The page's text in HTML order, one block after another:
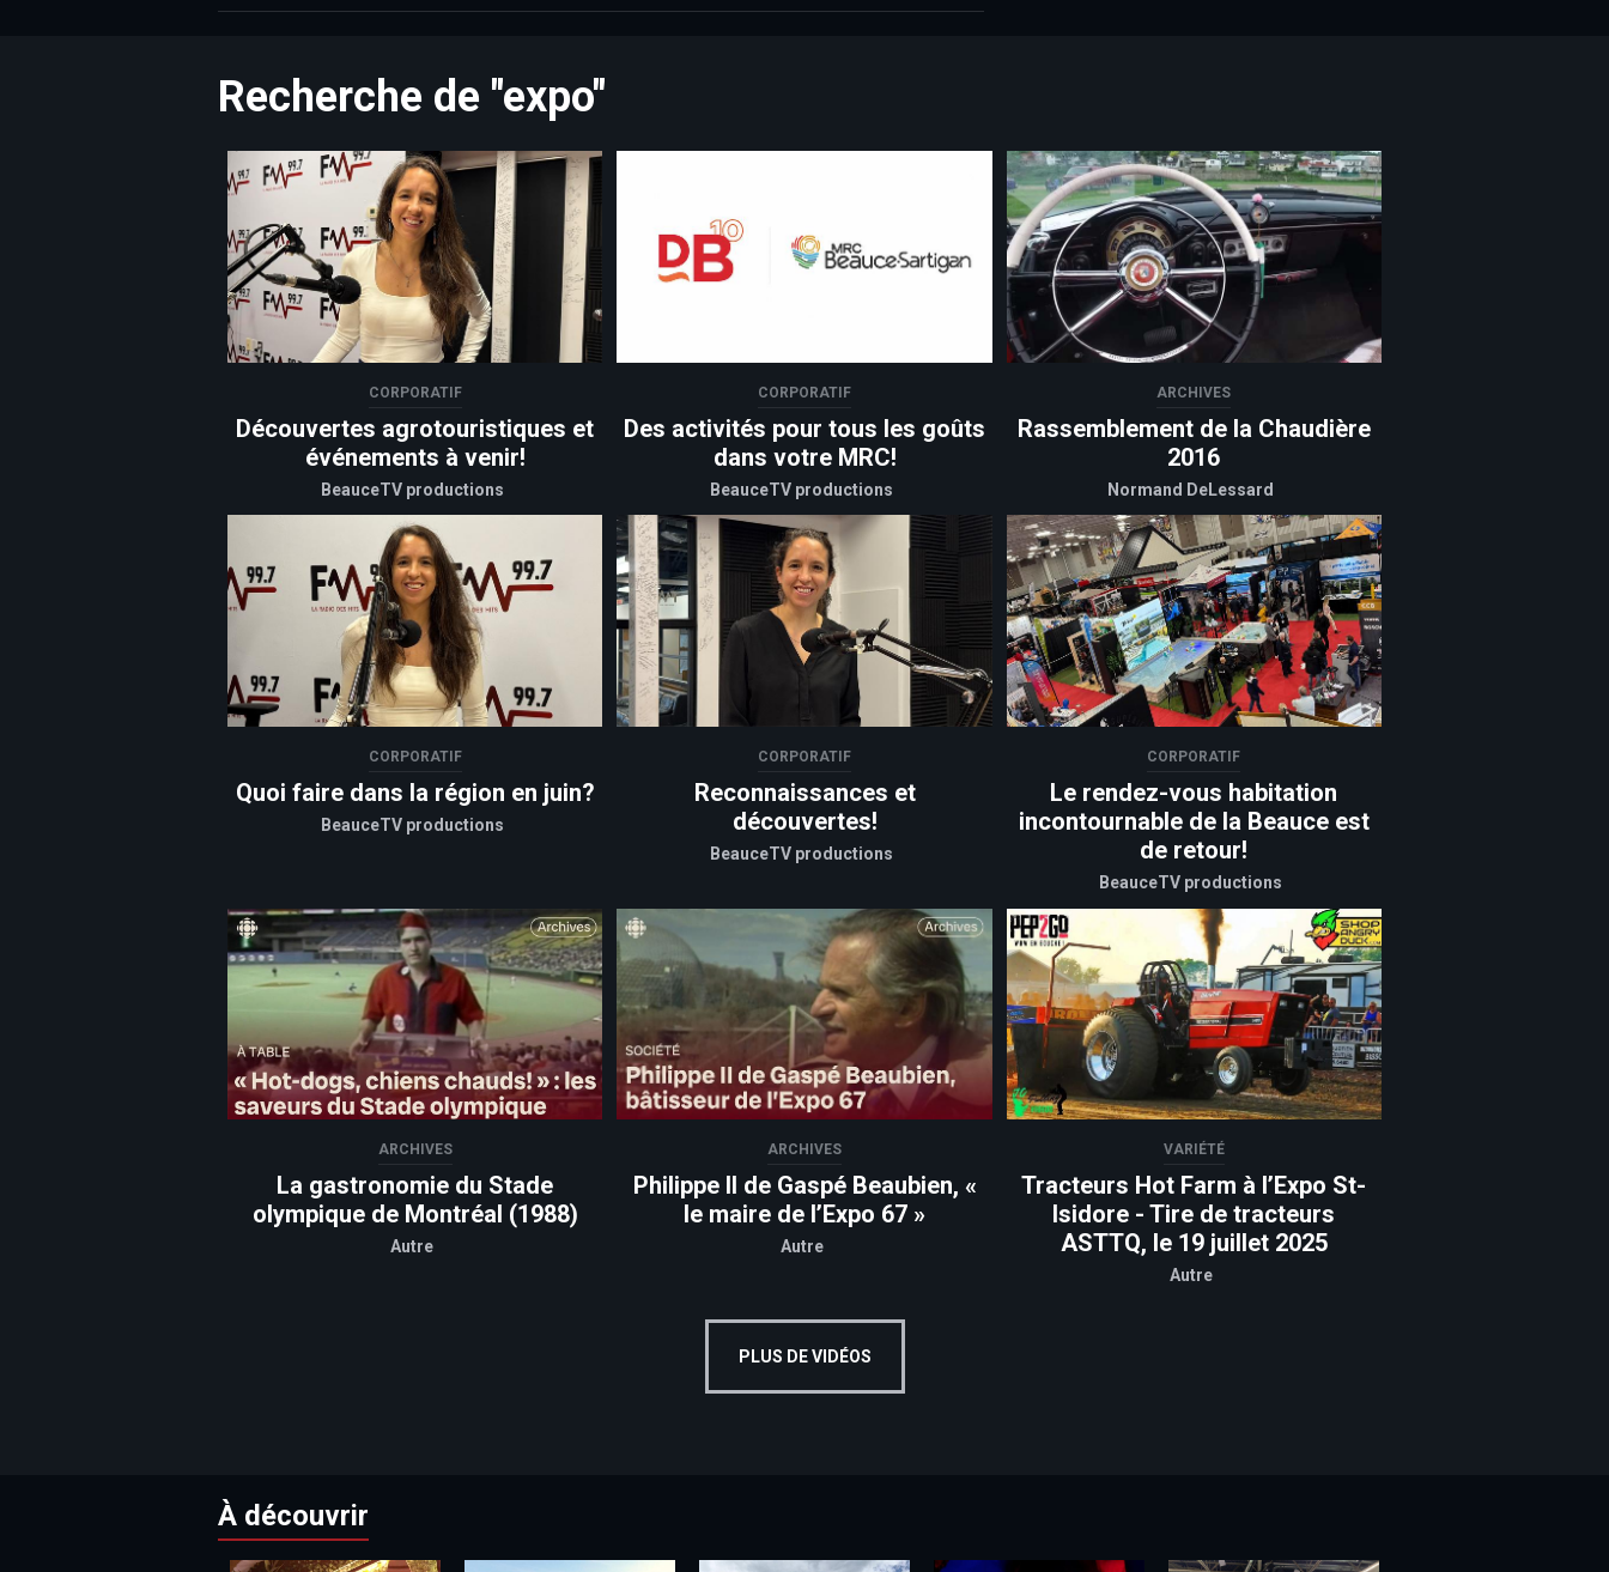
Recherche de "expo"
CORPORATIF
Découvertes agrotouristiques et
événements à venir!
BeauceTV productions
CORPORATIF
Des activités pour tous les goûts
dans votre MRC!
BeauceTV productions
ARCHIVES
Rassemblement de la Chaudière
2016
Normand DeLessard
CORPORATIF
Quoi faire dans la région en juin?
BeauceTV productions
CORPORATIF
Reconnaissances et
découvertes!
BeauceTV productions
CORPORATIF
Le rendez-vous habitation
incontournable de la Beauce est
de retour!
BeauceTV productions
ARCHIVES
La gastronomie du Stade
olympique de Montréal (1988)
Autre
ARCHIVES
Philippe II de Gaspé Beaubien, «
le maire de l’Expo 67 »
Autre
VARIÉTÉ
Tracteurs Hot Farm à l’Expo St-
Isidore - Tire de tracteurs
ASTTQ, le 19 juillet 2025
Autre
PLUS DE VIDÉOS
À découvrir